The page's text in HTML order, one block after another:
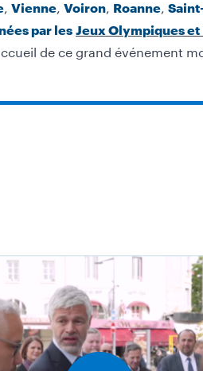
, Vienne, Voiron, Roanne,
par les Jeux Olympiques
de ce grand événement